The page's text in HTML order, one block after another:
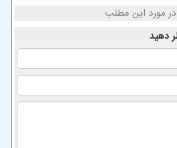
در مورد این مطلب
دهید